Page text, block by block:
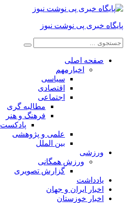
پایگاه خبری پی نوشت نیوز
صفحه اصلی
اخبارمهم
سیاسی
اقتصادی
اجتماعی
مطالبه گری
فرهنگ و هنر
پادکست
علمی و پژوهشی
بین الملل
ورزشی
ورزش همگانی
گزارش تصویری
یادداشت
اخبار ایران و جهان
اخبار خوزستان